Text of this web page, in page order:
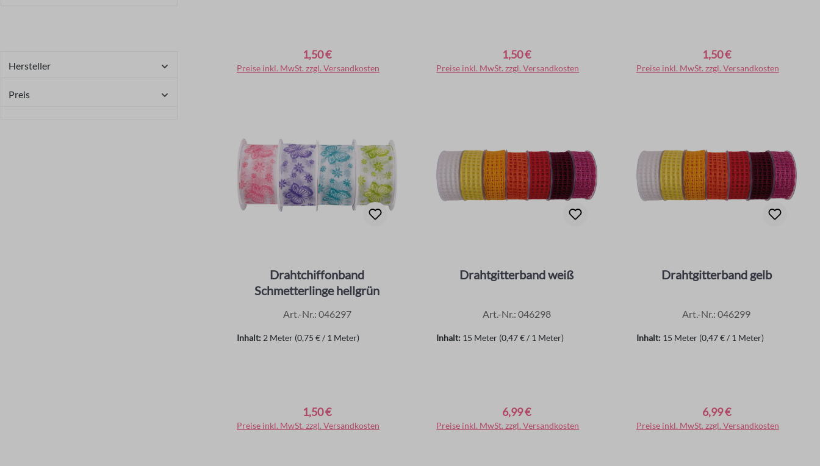
Hersteller
Preis
Regulärer Preis:1,50 €
Preise inkl. MwSt. zzgl. Versandkosten
In den Warenkorb
Regulärer Preis:1,50 €
Preise inkl. MwSt. zzgl. Versandkosten
In den Warenkorb
Regulärer Preis:1,50 €
Preise inkl. MwSt. zzgl. Versandkosten
In den Warenkorb
Drahtchiffonband
Schmetterlinge hellgrün
Art.-Nr.: 046297
Inhalt: 2 Meter (0,75 € / 1 Meter)
Regulärer Preis:1,50 €
Preise inkl. MwSt. zzgl. Versandkosten
In den Warenkorb
Drahtgitterband weiß
Art.-Nr.: 046298
Inhalt: 15 Meter (0,47 € / 1 Meter)
Regulärer Preis:6,99 €
Preise inkl. MwSt. zzgl. Versandkosten
In den Warenkorb
Drahtgitterband gelb
Art.-Nr.: 046299
Inhalt: 15 Meter (0,47 € / 1 Meter)
Regulärer Preis:6,99 €
Preise inkl. MwSt. zzgl. Versandkosten
In den Warenkorb